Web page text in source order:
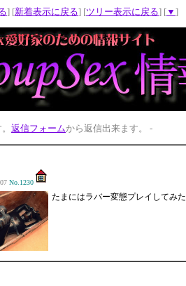
] [新着表示に戻る] [ツリー表示に戻る] [▼ ]
返信フォームから返信出来ます。 -
No.1230
たまにはラバー変態プレイしてみ